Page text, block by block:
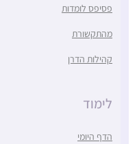
פסיפס לומדות
מהתקשורת
קהילות הדרן
לימוד
הדף היומי